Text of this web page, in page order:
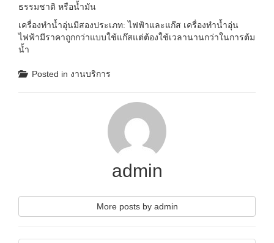
ธรรมชาติ หรือน้ำมัน
เครื่องทำน้ำอุ่นมีสองประเภท: ไฟฟ้าและแก๊ส เครื่องทำน้ำอุ่น
ไฟฟ้ามีราคาถูกกว่าแบบใช้แก๊สแต่ต้องใช้เวลานานกว่าในการต้ม
น้ำ
Posted in งานบริการ
admin
More posts by admin